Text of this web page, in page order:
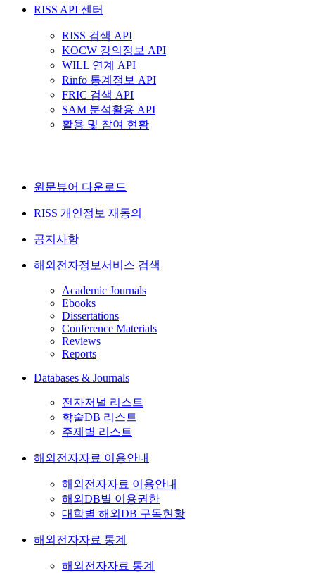
RISS API 센터
RISS 검색 API
KOCW 강의정보 API
WILL 연계 API
Rinfo 통계정보 API
FRIC 검색 API
SAM 분석활용 API
활용 및 참여 현황
원문뷰어 다운로드
RISS 개인정보 재동의
공지사항
해외전자정보서비스 검색
Academic Journals
Ebooks
Dissertations
Conference Materials
Reviews
Reports
Databases & Journals
전자저널 리스트
학술DB 리스트
주제별 리스트
해외전자자료 이용안내
해외전자자료 이용안내
해외DB별 이용권한
대학별 해외DB 구독현황
해외전자자료 통계
해외전자자료 통계